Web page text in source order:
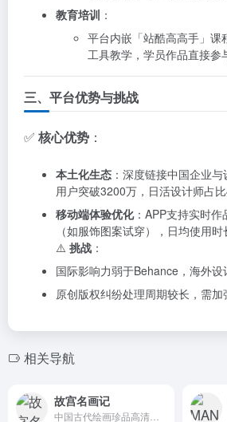
教育培训 ：
平台内嵌「站酷高高手」课
工具教学，学员作品直接参
三、平台优势与挑战
✅ 核心优势 ：
本土化生态 ：深度链接中国企业
用户突破3200万，日活设计师占比
移动端体验优化：APP支持实时作
（如服饰图案试穿），日均使用时
⚠️ 挑战 ：
国际影响力弱于Behance，海外设
原创版权纠纷处理周期较长，需加
相关导航
故宫名画记